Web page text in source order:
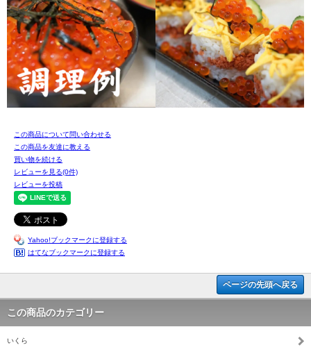
この商品について問い合わせる
この商品を友達に教える
買い物を続ける
レビューを見る(0件)
レビューを投稿
Yahoo!ブックマークに登録する
はてなブックマークに登録する
ページの先頭へ戻る
この商品のカテゴリー
いくら